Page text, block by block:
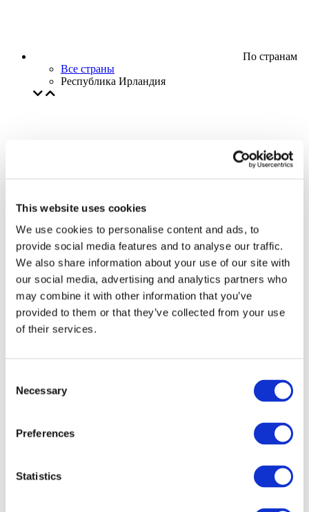
This website uses cookies
We use cookies to personalise content and ads, to
provide social media features and to analyse our traffic.
We also share information about your use of our site with
our social media, advertising and analytics partners who
may combine it with other information that you’ve
provided to them or that they’ve collected from your use
of their services.
Selection
Necessary
Preferences
Statistics
По странам
Все страны
Республика Ирландия